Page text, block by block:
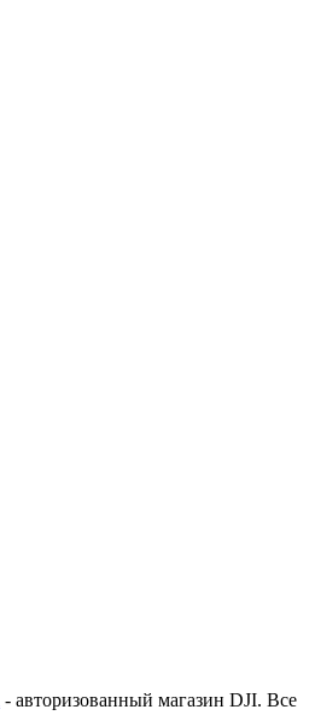
- авторизованный магазин DJI. Все